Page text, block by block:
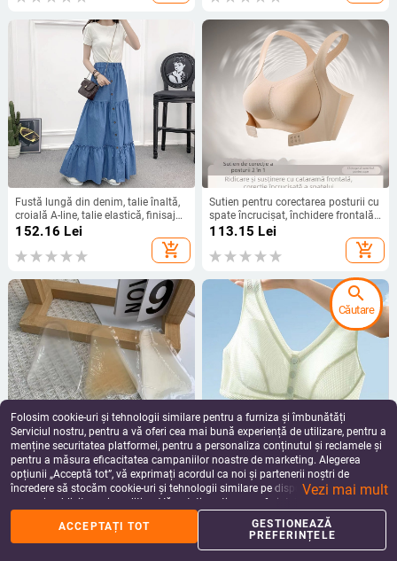
Fustă lungă din denim, talie înaltă,
croială A-line, talie elastică, finisaj
lavat cu nisip
152.16 Lei
add_shopping_cart
Sutien pentru corectarea posturii cu
spate încrucișat, închidere frontală,
fără arcuri metalice, confortabil
113.15 Lei
add_shopping_cart
Patch intim din silicon pentru
lenjerie, transparent, subțire,
invizibil, formă camel toe, stil
picătură de apă
38.60Lei
add_shopping_cart
Sutien pentru vârstnici, fără arc,
cupă completă, model de vară ușor,
închidere frontală, bretele duble fixe
53.21Lei
add_shopping_cart
Folosim cookie-uri și tehnologii similare pentru a furniza și îmbunătăți
Serviciul nostru, pentru a vă oferi cea mai bună experiență de utilizare, pentru a
menține securitatea platformei, pentru a personaliza conținutul și reclamele și
pentru a măsura eficacitatea campaniilor noastre de marketing. Alegerea
opțiunii „Acceptă tot”, vă exprimați acordul ca noi și partenerii noștri de
încredere să stocăm cookie-uri și tehnologii similare pe dispozitivul dvs. în
scopuri publicitare și analitice. Vă puteți gestiona preferințele în orice moment
făcând clic pe „Gestionează preferințele”. Pentru mai multe informații, vă
rugăm să consultațiPolitica noastră de confidențialitate.
Vezi mai mult
ACCEPTAȚI TOT
GESTIONEAZĂ
PREFERINȚELE
search
Căutare